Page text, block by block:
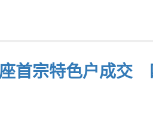
首宗特色户成交